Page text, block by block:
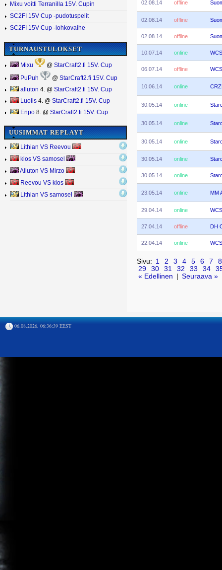
Mixu voitti Terranilla 15V. Cupin
SC2FI 15V Cup -pudotuspelit
SC2FI 15V Cup -lohkovaihe
TURNAUSTULOKSET
Mixu @ StarCraft2.fi 15V. Cup
PuPuh @ StarCraft2.fi 15V. Cup
alluton 4. @ StarCraft2.fi 15V. Cup
Luolis 4. @ StarCraft2.fi 15V. Cup
Enpo 8. @ StarCraft2.fi 15V. Cup
UUSIMMAT REPLAYT
Lithian VS Reevou
kios VS samosel
Alluton VS Mirzo
Reevou VS kios
Lithian VS samosel
02.08.14 offline
02.08.14 offline
02.08.14 offline
10.07.14 online
06.07.14 offline
10.06.14 online
30.05.14 online
30.05.14 online
30.05.14 online
30.05.14 online
30.05.14 online
23.05.14 online MM
29.04.14 online
27.04.14 offline DH
22.04.14 online
Sivu: 1 2 3 4 5 6 7
8
29
30 31 32 33 34
« Edellinen
Seuraava »
06.08.2026, 06:36:39 EEST